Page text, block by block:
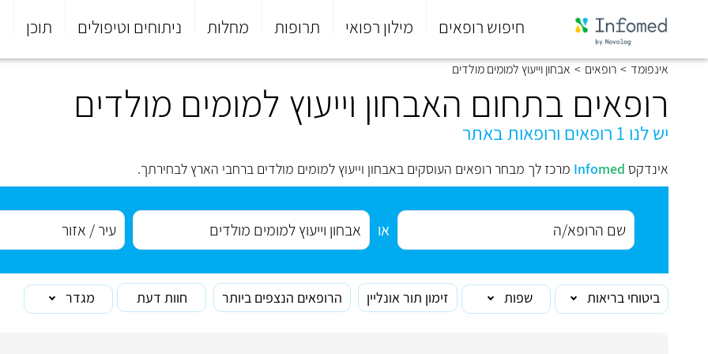
חיפוש רופאים מילון רפואי תרופות מחלות ניתוחים וטיפולים תוכן
סוף
התפריט
אינפומד > רופאים > אבחון וייעוץ למומים מולדים
רופאים בתחום האבחון וייעוץ למומים מולדים
יש לנו 1 רופאים ורופאות באתר
אינדקס Infomed מרכז לך מבחר רופאים העוסקים באבחון וייעוץ למומים מולדים ברחבי הארץ לבחירתך.
או
ביטוחי בריאות שפות זימון תור אונליין הרופאים הנצפים ביותר חוות דעת מגדר